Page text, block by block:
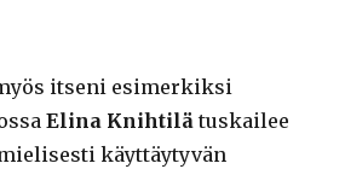
itseni esimerkiksi
Elina Knihtilä tuskailee
käyttäytyvän